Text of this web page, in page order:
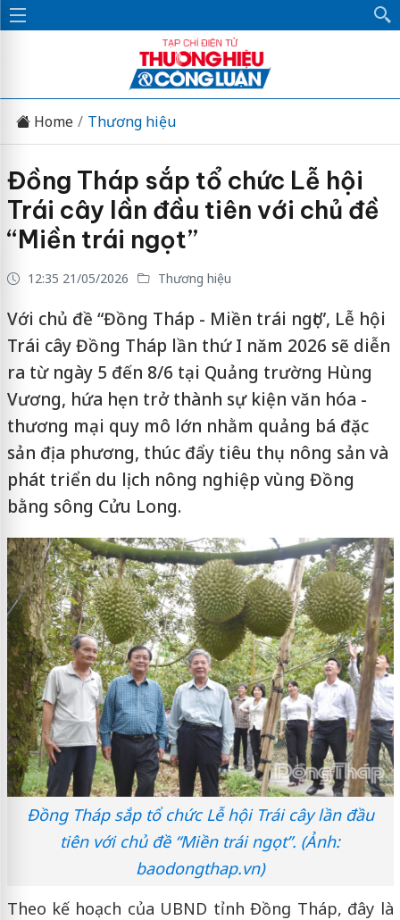
Home Thương hiệu
Đồng Tháp sắp tổ chức Lễ hội
Trái cây lần đầu tiên với chủ đề
“Miền trái ngọt”
12:35 21/05/2026 Thương hiệu
Với chủ đề “Đồng Tháp - Miền trái ngọt”, Lễ hội
Trái cây Đồng Tháp lần thứ I năm 2026 sẽ diễn
ra từ ngày 5 đến 8/6 tại Quảng trường Hùng
Vương, hứa hẹn trở thành sự kiện văn hóa -
thương mại quy mô lớn nhằm quảng bá đặc
sản địa phương, thúc đẩy tiêu thụ nông sản và
phát triển du lịch nông nghiệp vùng Đồng
bằng sông Cửu Long.
Đồng Tháp sắp tổ chức Lễ hội Trái cây lần đầu
tiên với chủ đề “Miền trái ngọt”. (Ảnh:
baodongthap.vn)
Theo kế hoạch của UBND tỉnh Đồng Tháp, đây là